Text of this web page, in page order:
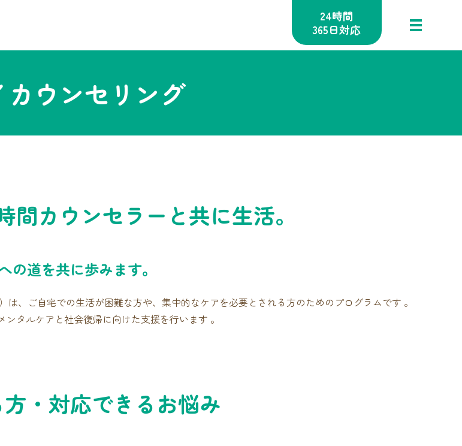
24時間
365日対応
カウンセリング
間カウンセラーと共に生活。
道を共に歩みます。
、ご自宅での生活が困難な方や、集中的なケアを必要とされる方のためのプログラムです 。
タルケアと社会復帰に向けた支援を行います 。
・対応できるお悩み